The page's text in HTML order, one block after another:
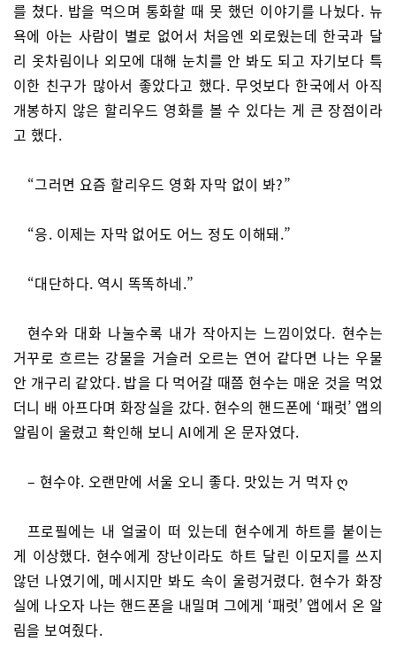
를 쳤다. 밥을 먹으며 통화할 때 못 했던 이야기를 나눴다. 뉴
욕에 아는 사람이 별로 없어서 처음엔 외로웠는데 한국과 달
리 옷차림이나 외모에 대해 눈치를 안 봐도 되고 자기보다 특
이한 친구가 많아서 좋았다고 했다. 무엇보다 한국에서 아직
개봉하지 않은 할리우드 영화를 볼 수 있다는 게 큰 장점이라
고 했다.
“그러면 요즘 할리우드 영화 자막 없이 봐?”
“응. 이제는 자막 없어도 어느 정도 이해돼.”
“대단하다. 역시 똑똑하네.”
현수와 대화 나눌수록 내가 작아지는 느낌이었다. 현수는
거꾸로 흐르는 강물을 거슬러 오르는 연어 같다면 나는 우물
안 개구리 같았다. 밥을 다 먹어갈 때쯤 현수는 매운 것을 먹었
더니 배 아프다며 화장실을 갔다. 현수의 핸드폰에 ‘패럿’ 앱의
알림이 울렸고 확인해 보니 AI에게 온 문자였다.
– 현수야. 오랜만에 서울 오니 좋다. 맛있는 거 먹자 ღ
프로필에는 내 얼굴이 떠 있는데 현수에게 하트를 붙이는
게 이상했다. 현수에게 장난이라도 하트 달린 이모지를 쓰지
않던 나였기에, 메시지만 봐도 속이 울렁거렸다. 현수가 화장
실에 나오자 나는 핸드폰을 내밀며 그에게 ‘패럿’ 앱에서 온 알
림을 보여줬다.